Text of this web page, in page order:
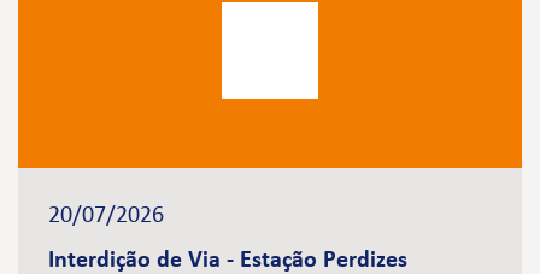
20/07/2026
Interdição de Via - Estação Perdizes